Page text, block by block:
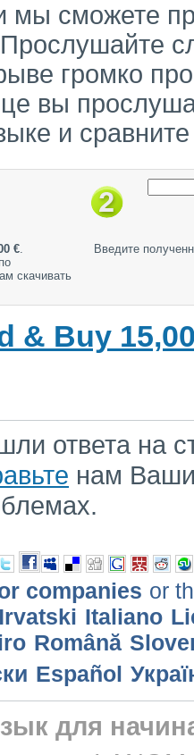
мы сможете
громко
вы
и
€.
скачивать
Введите
& Buy
ответа на
нам
companies or
Italiano
Română
Еspañol
для